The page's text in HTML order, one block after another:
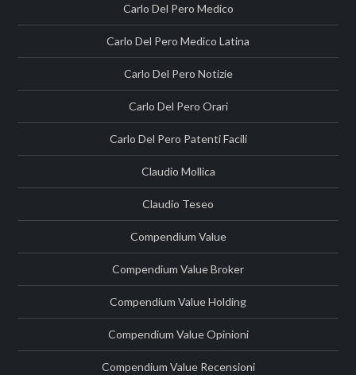
Carlo Del Pero Medico
Carlo Del Pero Medico Latina
Carlo Del Pero Notizie
Carlo Del Pero Orari
Carlo Del Pero Patenti Facili
Claudio Mollica
Claudio Teseo
Compendium Value
Compendium Value Broker
Compendium Value Holding
Compendium Value Opinioni
Compendium Value Recensioni